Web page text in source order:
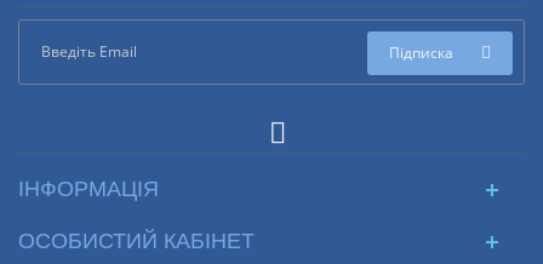
Підписка
ІНФОРМАЦІЯ
ОСОБИСТИЙ КАБІНЕТ